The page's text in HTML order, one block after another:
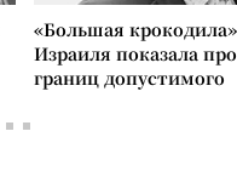
«Большая
Израиля показала
границ допустимого